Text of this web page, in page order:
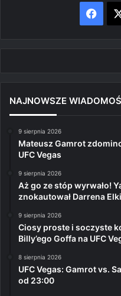
NAJNOWSZE
9 sierpnia 2026
Mateusz Gamrot
UFC Vegas
9 sierpnia 2026
Aż go ze stóp wyrwało!
znokautował Darrena
9 sierpnia 2026
Ciosy proste i soczyste
Billy’ego Goffa na UFC
8 sierpnia 2026
UFC Vegas: Gamrot vs.
od 23:00